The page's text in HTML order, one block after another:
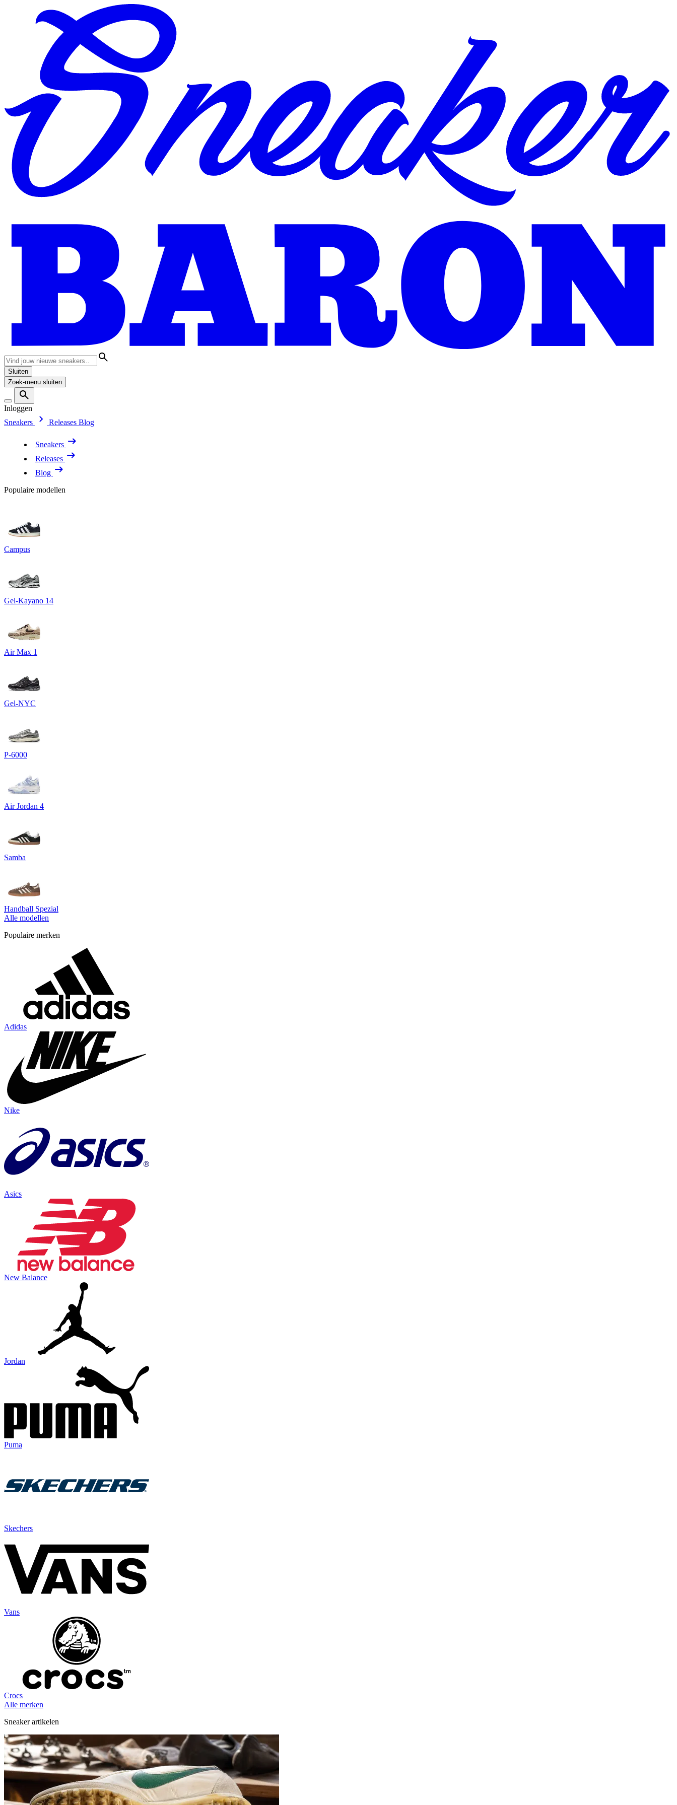
Sluiten
Zoek-menu sluiten
Inloggen
Sneakers
Releases Blog
Sneakers
Releases
Blog
Populaire modellen
Campus
Gel-Kayano 14
Air Max 1
Gel-NYC
P-6000
Air Jordan 4
Samba
Handball Spezial
Alle modellen
Populaire merken
Adidas
Nike
Asics
New Balance
Jordan
Puma
Skechers
Vans
Crocs
Alle merken
Sneaker artikelen